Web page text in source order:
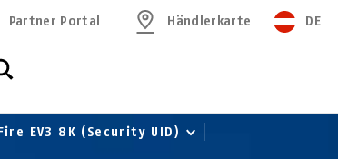
Partner Portal Händlerkarte DE
EV3 8K (Security UID)